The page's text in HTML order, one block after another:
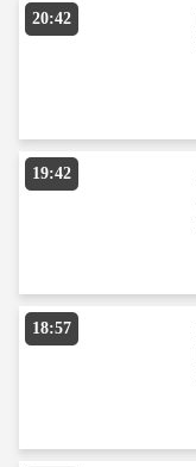
20:42
19:42
18:57